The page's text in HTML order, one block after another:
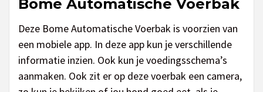
Bome Automatische Voerbak
Deze Bome Automatische Voerbak is voorzien van
een mobiele app. In deze app kun je verschillende
informatie inzien. Ook kun je voedingsschema’s
aanmaken. Ook zit er op deze voerbak een camera,